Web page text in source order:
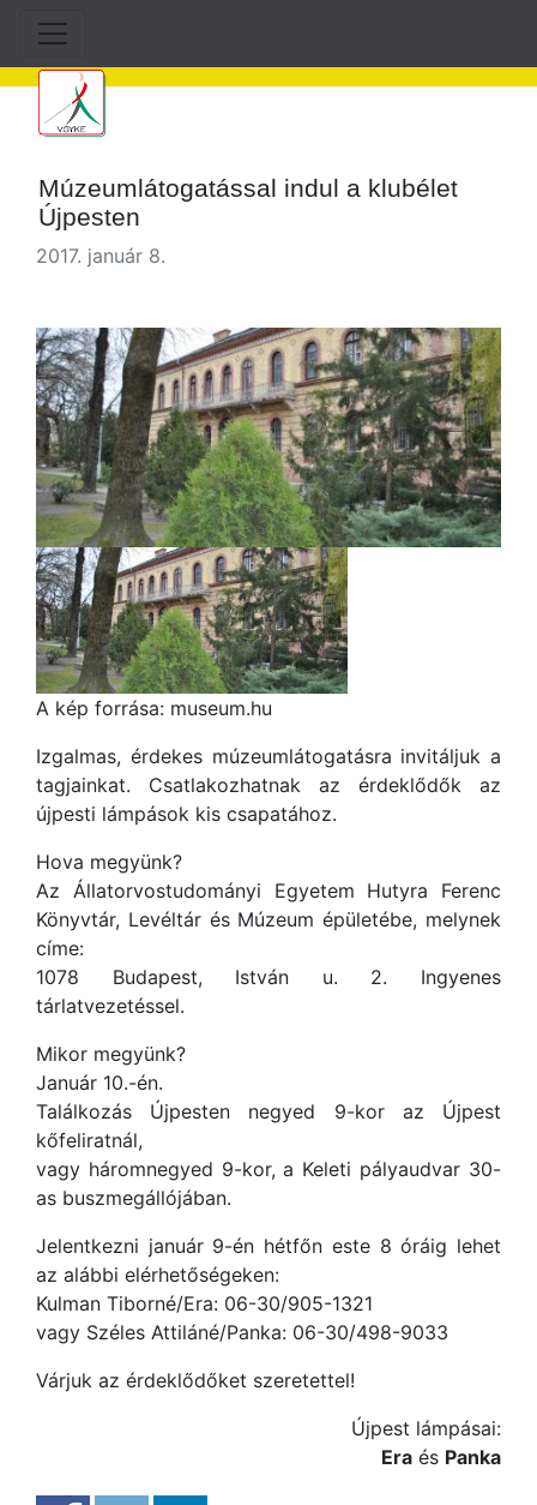
Múzeumlátogatással indul a klubélet
Újpesten
2017. január 8.
A kép forrása: museum.hu
Izgalmas, érdekes múzeumlátogatásra invitáljuk a
tagjainkat. Csatlakozhatnak az érdeklődők az
újpesti lámpások kis csapatához.
Hova megyünk?
Az Állatorvostudományi Egyetem Hutyra Ferenc
Könyvtár, Levéltár és Múzeum épületébe, melynek
címe:
1078 Budapest, István u. 2. Ingyenes
tárlatvezetéssel.
Mikor megyünk?
Január 10.-én.
Találkozás Újpesten negyed 9-kor az Újpest
kőfeliratnál,
vagy háromnegyed 9-kor, a Keleti pályaudvar 30-
as buszmegállójában.
Jelentkezni január 9-én hétfőn este 8 óráig lehet
az alábbi elérhetőségeken:
Kulman Tiborné/Era: 06-30/905-1321
vagy Széles Attiláné/Panka: 06-30/498-9033
Várjuk az érdeklődőket szeretettel!
Újpest lámpásai:
Era és Panka